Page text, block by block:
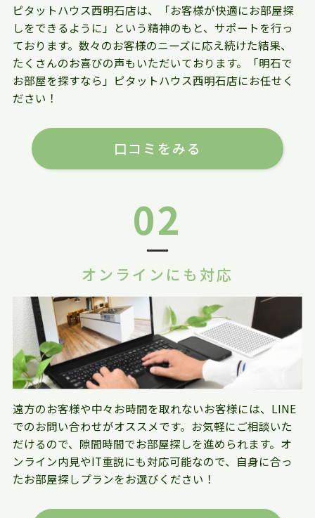
ピタットハウス西明石店は、「お客様が快適にお部屋探
しをできるように」という精神のもと、サポートを行っ
ております。数々のお客様のニーズに応え続けた結果、
たくさんのお喜びの声もいただいております。「明石で
お部屋を探すなら」ピタットハウス西明石店にお任せく
ださい！
口コミをみる
02
オンラインにも対応
遠方のお客様や中々お時間を取れないお客様には、LINE
でのお問い合わせがオススメです。お気軽にご相談いた
だけるので、隙間時間でお部屋探しを進められます。オ
ンライン内見やIT重説にも対応可能なので、自身に合っ
たお部屋探しプランをお選びください！